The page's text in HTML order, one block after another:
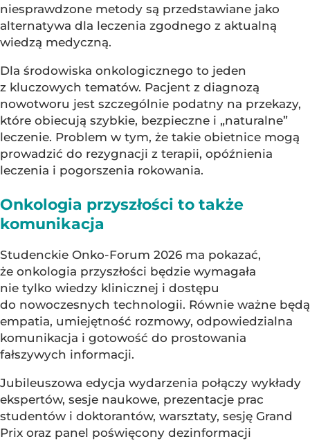
niesprawdzone metody są przedstawiane jako
alternatywa dla leczenia zgodnego z aktualną
wiedzą medyczną.
Dla środowiska onkologicznego to jeden
z kluczowych tematów. Pacjent z diagnozą
nowotworu jest szczególnie podatny na przekazy,
które obiecują szybkie, bezpieczne i „naturalne”
leczenie. Problem w tym, że takie obietnice mogą
prowadzić do rezygnacji z terapii, opóźnienia
leczenia i pogorszenia rokowania.
Onkologia przyszłości to także
komunikacja
Studenckie Onko-Forum 2026 ma pokazać,
że onkologia przyszłości będzie wymagała
nie tylko wiedzy klinicznej i dostępu
do nowoczesnych technologii. Równie ważne będą
empatia, umiejętność rozmowy, odpowiedzialna
komunikacja i gotowość do prostowania
fałszywych informacji.
Jubileuszowa edycja wydarzenia połączy wykłady
ekspertów, sesje naukowe, prezentacje prac
studentów i doktorantów, warsztaty, sesję Grand
Prix oraz panel poświęcony dezinformacji